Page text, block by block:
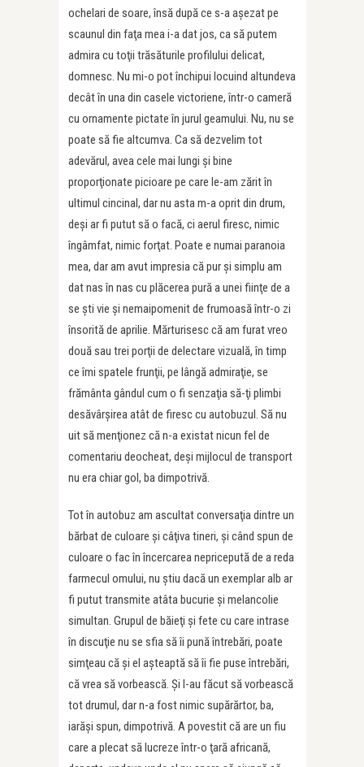
ochelari de soare, însă după ce s-a aşezat pe
scaunul din faţa mea i-a dat jos, ca să putem
admira cu toţii trăsăturile profilului delicat,
domnesc. Nu mi-o pot închipui locuind altundeva
decât în una din casele victoriene, într-o cameră
cu ornamente pictate în jurul geamului. Nu, nu se
poate să fie altcumva. Ca să dezvelim tot
adevărul, avea cele mai lungi şi bine
proporţionate picioare pe care le-am zărit în
ultimul cincinal, dar nu asta m-a oprit din drum,
deşi ar fi putut să o facă, ci aerul firesc, nimic
îngâmfat, nimic forţat. Poate e numai paranoia
mea, dar am avut impresia că pur şi simplu am
dat nas în nas cu plăcerea pură a unei fiinţe de a
se şti vie şi nemaipomenit de frumoasă într-o zi
însorită de aprilie. Mărturisesc că am furat vreo
două sau trei porţii de delectare vizuală, în timp
ce îmi spatele frunţii, pe lângă admiraţie, se
frământa gândul cum o fi senzaţia să-ţi plimbi
desăvârşirea atât de firesc cu autobuzul. Să nu
uit să menţionez că n-a existat nicun fel de
comentariu deocheat, deşi mijlocul de transport
nu era chiar gol, ba dimpotrivă.
Tot în autobuz am ascultat conversaţia dintre un
bărbat de culoare şi câţiva tineri, şi când spun de
culoare o fac în încercarea nepricepută de a reda
farmecul omului, nu ştiu dacă un exemplar alb ar
fi putut transmite atâta bucurie şi melancolie
simultan. Grupul de băieţi şi fete cu care intrase
în discuţie nu se sfia să îi pună întrebări, poate
simţeau că şi el aşteaptă să îi fie puse întrebări,
că vrea să vorbească. Şi l-au făcut să vorbească
tot drumul, dar n-a fost nimic supărărtor, ba,
iarăşi spun, dimpotrivă. A povestit că are un fiu
care a plecat să lucreze într-o ţară africană,